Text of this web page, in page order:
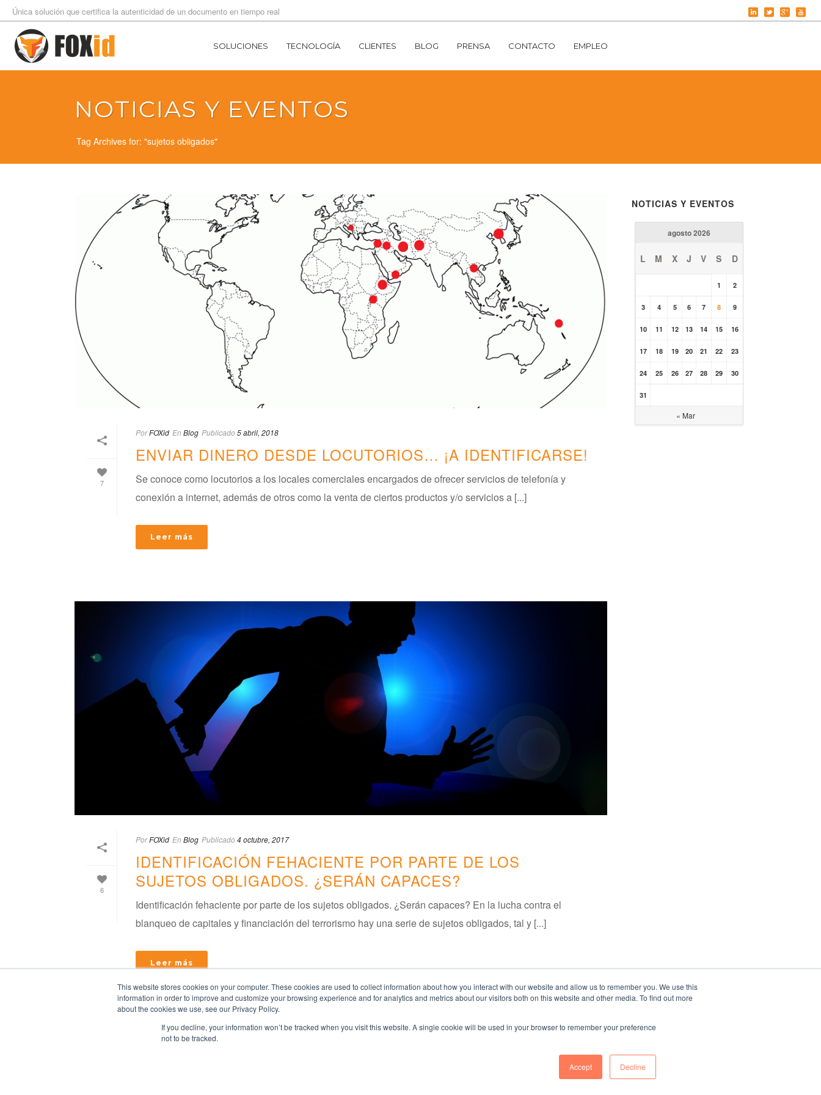
This website stores cookies on your computer. These cookies are used to collect information about how you interact with our website and allow us to remember you. We use this
information in order to improve and customize your browsing experience and for analytics and metrics about our visitors both on this website and other media. To find out more
about the cookies we use, see our Privacy Policy.
If you decline, your information won’t be tracked when you visit this website. A single cookie will be used in your browser to remember your preference
not to be tracked.
Accept Decline
Única solución que certifica la autenticidad de un documento en tiempo real
SOLUCIONES TECNOLOGÍA CLIENTES BLOG PRENSA CONTACTO EMPLEO
NOTICIAS Y EVENTOS
Tag Archives for: "sujetos obligados"
7
PorFOXid En Blog Publicado5 abril, 2018
ENVIAR DINERO DESDE LOCUTORIOS… ¡A IDENTIFICARSE!
Se conoce como locutorios a los locales comerciales encargados de ofrecer servicios de telefonía y
conexión a internet, además de otros como la venta de ciertos productos y/o servicios a [...]
Leer más
6
PorFOXid En Blog Publicado4 octubre, 2017
IDENTIFICACIÓN FEHACIENTE POR PARTE DE LOS
SUJETOS OBLIGADOS. ¿SERÁN CAPACES?
Identificación fehaciente por parte de los sujetos obligados. ¿Serán capaces? En la lucha contra el
blanqueo de capitales y financiación del terrorismo hay una serie de sujetos obligados, tal y [...]
Leer más
NOTICIAS Y EVENTOS
agosto 2026
L M X J V S D
1 2
3 4 5 6 7 8 9
10 11 12 13 14 15 16
17 18 19 20 21 22 23
24 25 26 27 28 29 30
31
« Mar